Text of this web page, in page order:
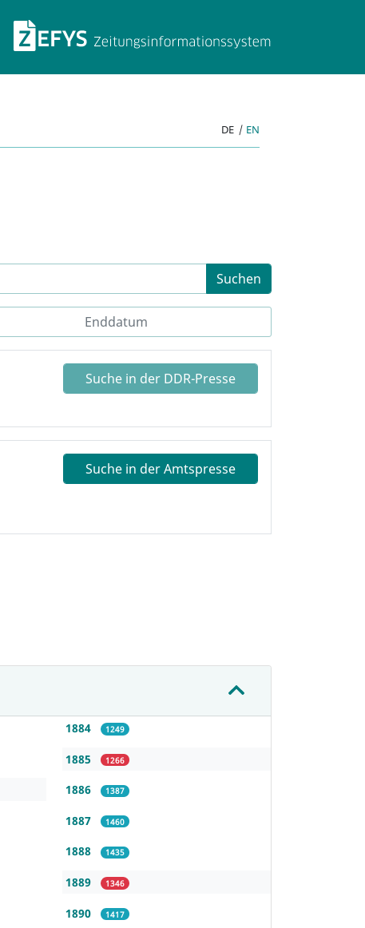
ZEFYS
DE | EN
Suchen
Suche in der DDR-Presse
Suche in der Amtspresse
1884 1249
1885 1266
1886 1387
1887 1460
1888 1435
1889 1346
1890 1417